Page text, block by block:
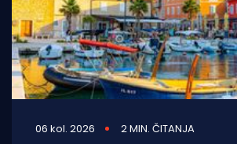
06 kol. 2026 2 MIN. ČITANJA